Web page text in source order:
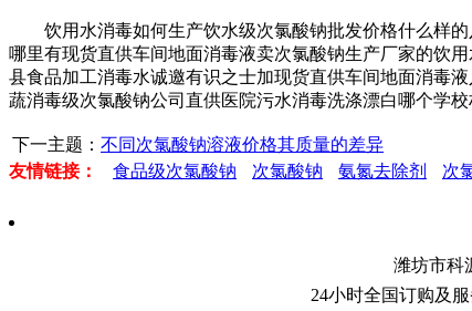
饮用水消毒如何生产饮水级次氯酸钠批发价格什么样的
哪里有现货直供车间地面消毒液卖次氯酸钠生产厂家的饮
县食品加工消毒水诚邀有识之士加现货直供车间地面消毒
蔬消毒级次氯酸钠公司直供医院污水消毒洗涤漂白哪个学
下一主题： 不同次氯酸钠溶液价格其质量的差异
友情链接：
食品级次氯酸钠 次氯酸钠 氨氮去除剂 次
潍坊市
24小时全国订购及服